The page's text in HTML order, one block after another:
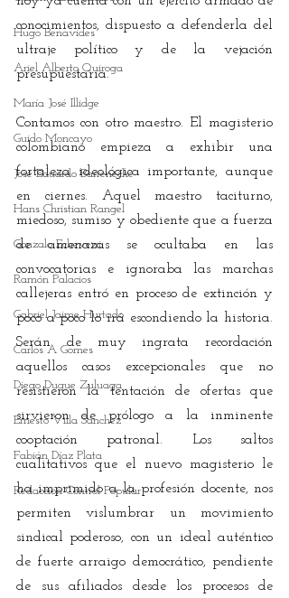
Hugo Benavides
Ariel Alberto Quiroga
María José Illidge
Guido Moncayo
José Eduardo Barreneche
Hans Christian Rangel
Gonzalo Echeverri
Ramón Palacios
Gabriel Jaime Hurtado
Carlos A Gomes
Diego Duque Zuluaga
Ernesto Villa Sánchez
Fabián Díaz Plata
Redacción Control Popular
conocimientos, dispuesto a defenderla del
ultraje político y de la vejación
presupuestaria.
Contamos con otro maestro. El magisterio
colombiano empieza a exhibir una
fortaleza ideológica importante, aunque
en ciernes. Aquel maestro taciturno,
miedoso, sumiso y obediente que a fuerza
de amenazas se ocultaba en las
convocatorias e ignoraba las marchas
callejeras entró en proceso de extinción y
poco a poco lo irá escondiendo la historia.
Serán de muy ingrata recordación
aquellos casos excepcionales que no
resistieron la tentación de ofertas que
sirvieron de prólogo a la inminente
cooptación patronal. Los saltos
cualitativos que el nuevo magisterio le
ha imprimido a la profesión docente, nos
permiten vislumbrar un movimiento
sindical poderoso, con un ideal auténtico
de fuerte arraigo democrático, pendiente
de sus afiliados desde los procesos de